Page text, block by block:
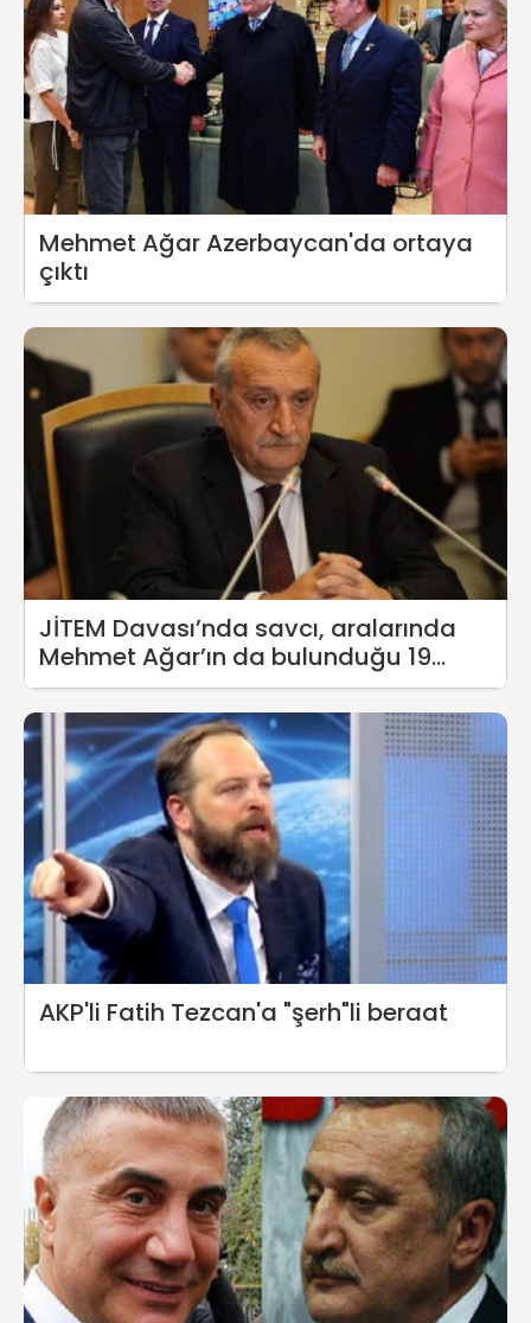
Mehmet Ağar Azerbaycan'da ortaya
çıktı
JİTEM Davası’nda savcı, aralarında
Mehmet Ağar’ın da bulunduğu 19
sanık için beraat istedi
AKP'li Fatih Tezcan'a "şerh"li beraat